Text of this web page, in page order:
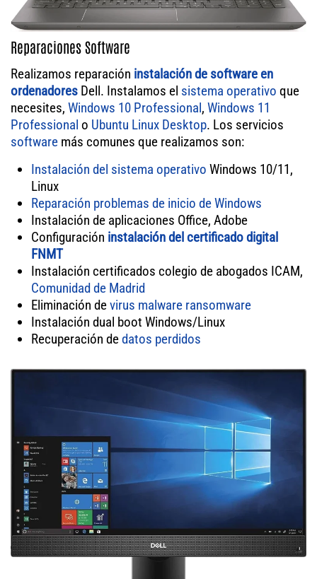
Reparaciones Software
Realizamos reparación instalación de software en
ordenadores Dell. Instalamos el sistema operativo que
necesites, Windows 10 Professional, Windows 11
Professional o Ubuntu Linux Desktop. Los servicios
software más comunes que realizamos son:
Instalación del sistema operativo Windows 10/11,
Linux
Reparación problemas de inicio de Windows
Instalación de aplicaciones Office, Adobe
Configuración instalación del certificado digital
FNMT
Instalación certificados colegio de abogados ICAM,
Comunidad de Madrid
Eliminación devirus malware ransomware
Instalación dual boot Windows/Linux
Recuperación dedatos perdidos